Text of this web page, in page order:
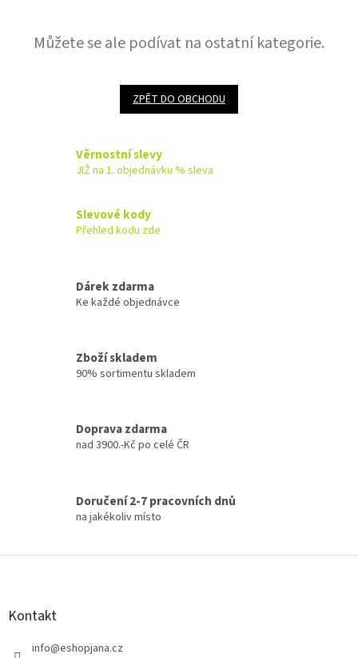
Můžete se ale podívat na ostatní kategorie.
ZPĚT DO OBCHODU
Věrnostní slevy
JIŽ na 1. objednávku % sleva
Slevové kody
Přehled kodu zde
Dárek zdarma
Ke každé objednávce
Zboží skladem
90% sortimentu skladem
Doprava zdarma
nad 3900.-Kč po celé ČR
Doručení 2-7 pracovních dnů
na jakékoliv místo
Z
Kontakt
info@eshopjana.cz